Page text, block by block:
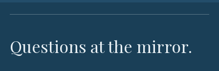
Questions at the mirror.